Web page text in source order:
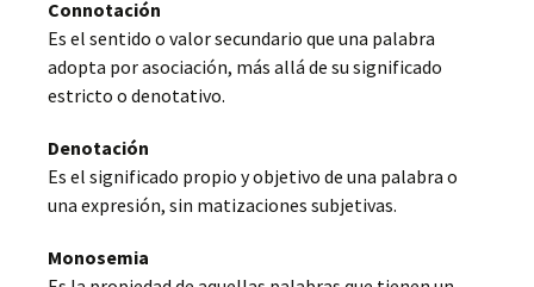
Connotación
Es el sentido o valor secundario que una palabra
adopta por asociación, más allá de su significado
estricto o denotativo.
Denotación
Es el significado propio y objetivo de una palabra o
una expresión, sin matizaciones subjetivas.
Monosemia